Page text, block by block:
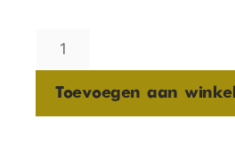
Toevoegen aan